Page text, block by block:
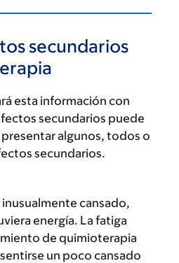
secundarios
esta información con
secundarios puede
algunos, todos o
secundarios.
cansado,
energía. La fatiga
de quimioterapia
un poco cansado